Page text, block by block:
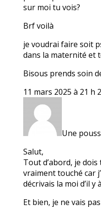
sur moi tu vois?
Brf voilà
je voudrai faire soit
dans la maternité et
Bisous prends soin
11 mars 2025 à 21 h
Une
Salut,
Tout d’abord, je dois
vraiment touché car
décrivais la moi d’il y
Et bien, je ne vais